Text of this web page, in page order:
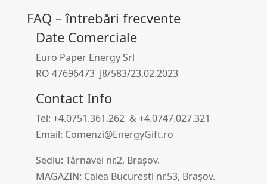
FAQ – întrebări frecvente
Date Comerciale
Euro Paper Energy Srl
RO 47696473 J8/583/23.02.2023
Contact Info
Tel: +4.0751.361.262 & +4.0747.027.321
Email: Comenzi@EnergyGift.ro
Sediu: Târnavei nr.2, Brașov.
MAGAZIN: Calea Bucuresti nr.53, Brașov.